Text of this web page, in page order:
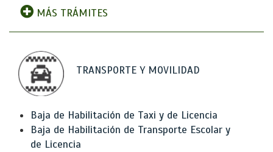
MÁS TRÁMITES
TRANSPORTE Y MOVILIDAD
Baja de Habilitación de Taxi y de Licencia
Baja de Habilitación de Transporte Escolar y
de Licencia